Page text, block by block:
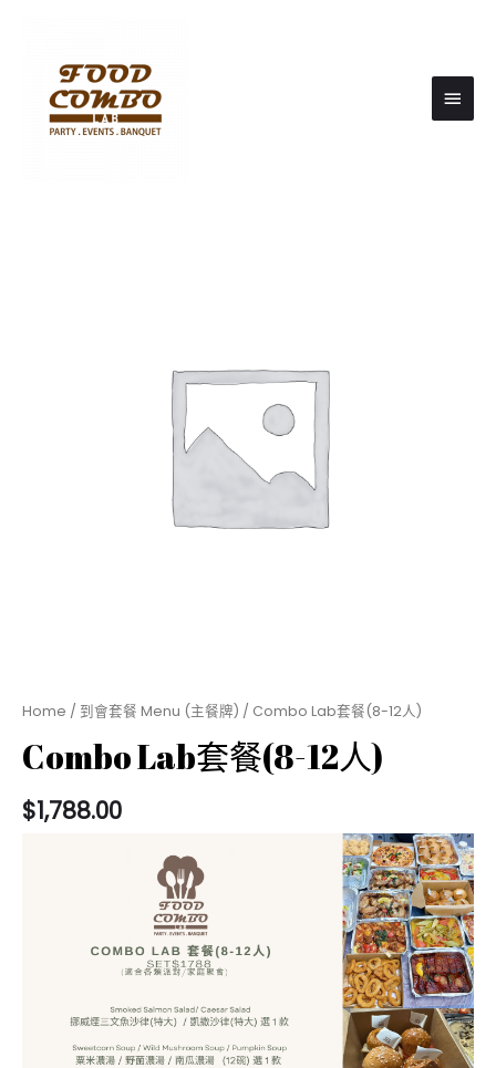
Main
Home / 到會套餐 Menu (主餐牌) / Combo Lab套餐(8-12人)
Combo Lab套餐(8-12人)
$1,788.00